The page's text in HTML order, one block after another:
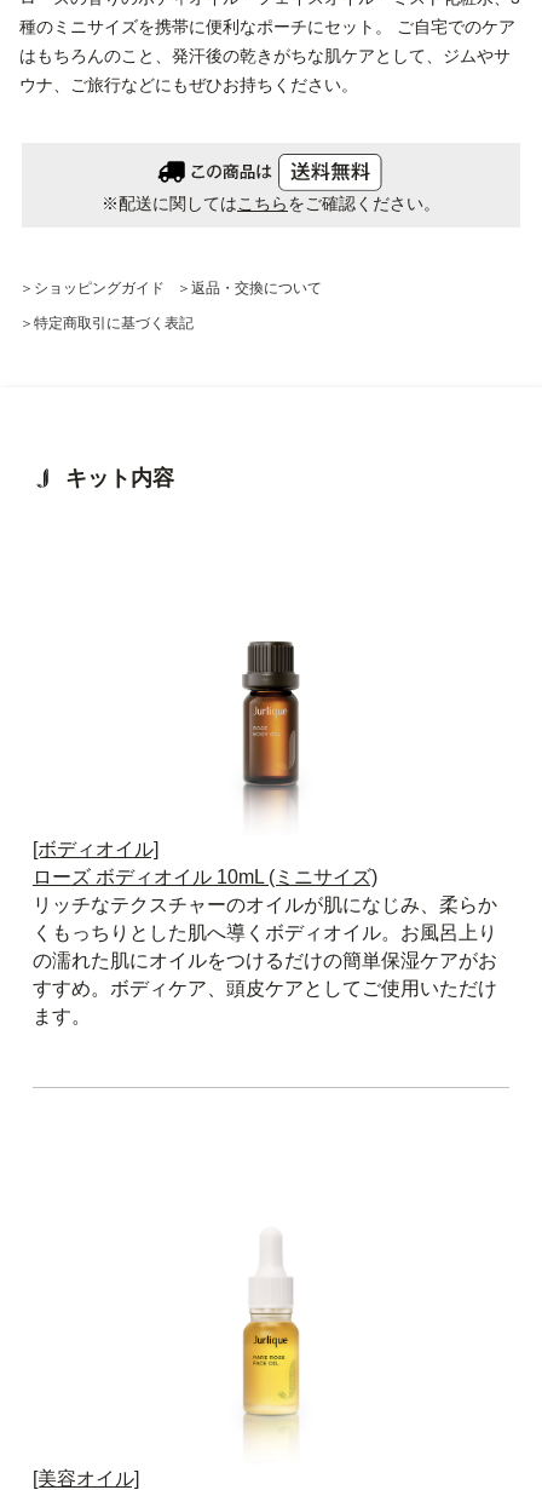
種のミニサイズを携帯に便利なポーチにセット。
ご自宅でのケア
はもちろんのこと、発汗後の乾きがちな肌ケアとして、ジムやサ
ウナ、ご旅行などにもぜひお持ちください。
※配送に関してはこちらをご確認ください。
＞ショッピングガイド ＞返品・交換について
＞特定商取引に基づく表記
キット内容
[ボディオイル]
ローズ ボディオイル 10mL (ミニサイズ)
リッチなテクスチャーのオイルが肌になじみ、柔らか
くもっちりとした肌へ導くボディオイル。お風呂上り
の濡れた肌にオイルをつけるだけの簡単保湿ケアがお
すすめ。ボディケア、頭皮ケアとしてご使用いただけ
ます。
[美容オイル]